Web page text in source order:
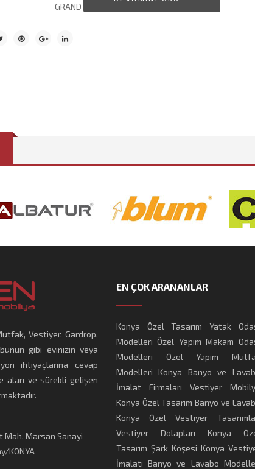
GRAND
Vestiyer, Gardrop,
gibi evinizin veya
ihtiyaçlarına cevap
alan ve sürekli gelişen
Mah. Marsan Sanayi
KONYA
EN ÇOK ARANANLAR
Konya Özel Tasarım Yatak
Modelleri Özel Yapım Makam
Modelleri
Özel Yapım
Modelleri
Konya Banyo ve
İmalat Firmaları
Vestiyer
Konya Özel Tasarım Banyo ve
Konya Özel Vestiyer
Vestiyer Dolapları
Konya
Tasarım Şark Köşesi Konya
İmalatı Banyo ve Lavabo